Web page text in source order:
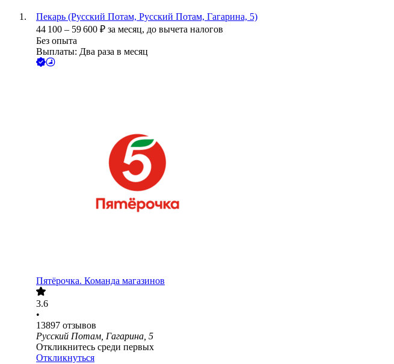
Пекарь (Русский Потам, Русский Потам, Гагарина, 5)
44 100 – 59 600 ₽ за месяц, до вычета налогов
Без опыта
Выплаты: Два раза в месяц
Пятёрочка. Команда магазинов
3.6
•
13897 отзывов
Русский Потам, Гагарина, 5
Откликнитесь среди первых
Откликнуться